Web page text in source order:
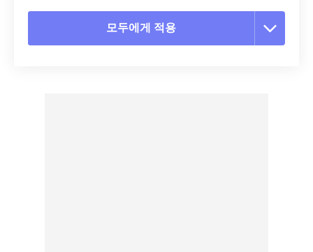
모두에게 적용